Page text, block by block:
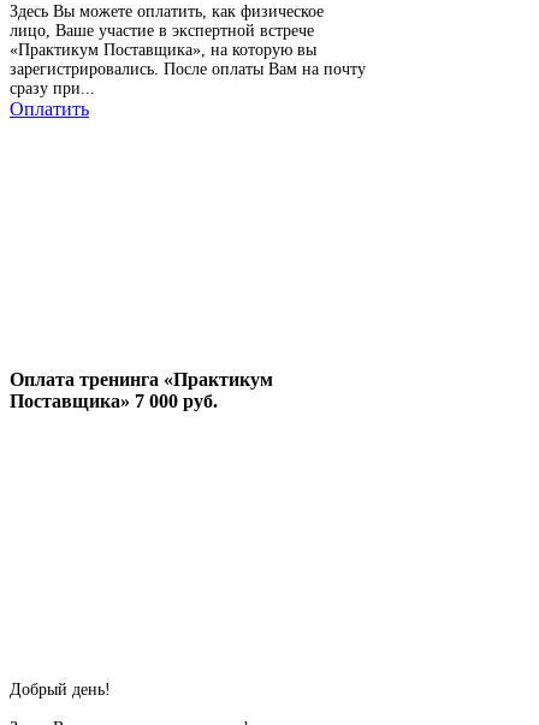
Здесь Вы можете оплатить, как физическое
лицо, Ваше участие в экспертной встрече
«Практикум Поставщика», на которую вы
зарегистрировались. После оплаты Вам на почту
сразу при...
Оплатить
Оплата тренинга «Практикум
Поставщика» 7 000 руб.
Добрый день!